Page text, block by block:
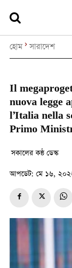
হোম সারাদেশ
Il
nuova legge
l’Italia nella
Primo
সকালের কন্ঠ ডেস্ক
আপডেট: মে ১৬,